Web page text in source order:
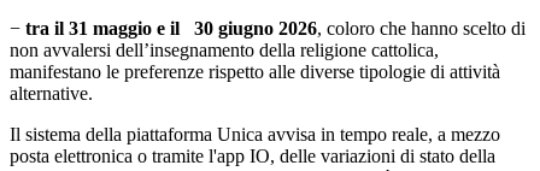
− tra il 31 maggio e il 30 giugno 2026, coloro che hanno scelto di
non avvalersi dell’insegnamento della religione cattolica,
manifestano le preferenze rispetto alle diverse tipologie di attività
alternative.
Il sistema della piattaforma Unica avvisa in tempo reale, a mezzo
posta elettronica o tramite l'app IO, delle variazioni di stato della